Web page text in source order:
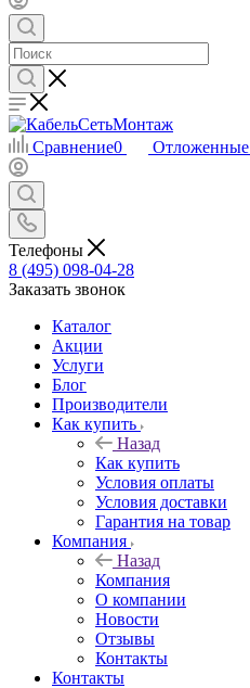
Сравнение0 Отложенные
Телефоны
8 (495) 098-04-28
Заказать звонок
Каталог
Акции
Услуги
Блог
Производители
Как купить
Назад
Как купить
Условия оплаты
Условия доставки
Гарантия на товар
Компания
Назад
Компания
О компании
Новости
Отзывы
Контакты
Контакты